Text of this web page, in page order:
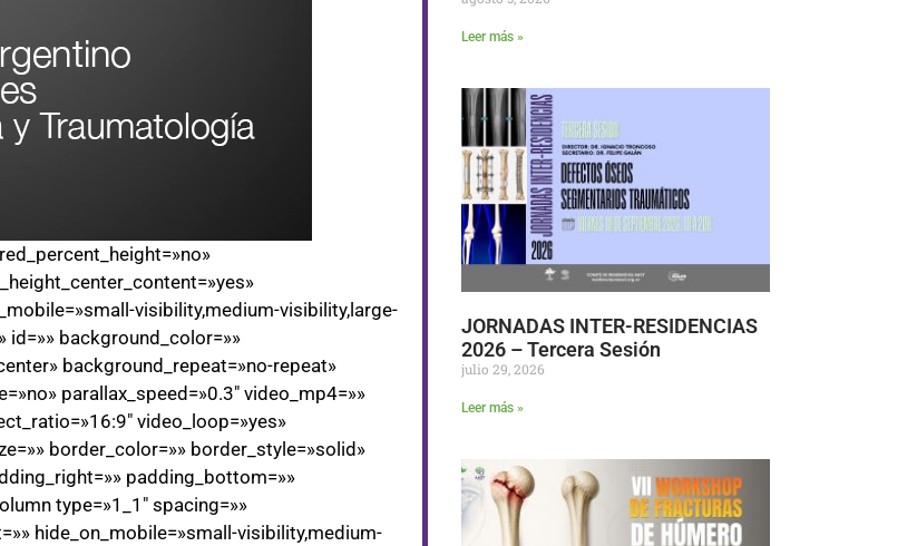
visibility,medium-visibility,large-
id=»» background_color=»»
background_repeat=»no-repeat»
parallax_speed=»0.3″ video_mp4=»»
video_loop=»yes»
border_color=»» border_style=»solid»
padding_bottom=»»
type=»1_1″ spacing=»»
hide_on_mobile=»small-visibility,medium-
Leer más »
JORNADAS INTER-RESIDENCIAS
2026 – Tercera Sesión
julio 29, 2026
Leer más »